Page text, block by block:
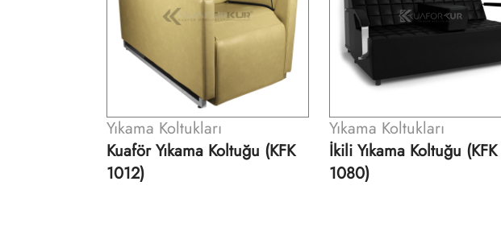
Yıkama Koltukları
İkili Yıkama Koltuğu (KFK
1080)
Yıkama Koltukları
Yıkama Koltuğu (KFK 1013)